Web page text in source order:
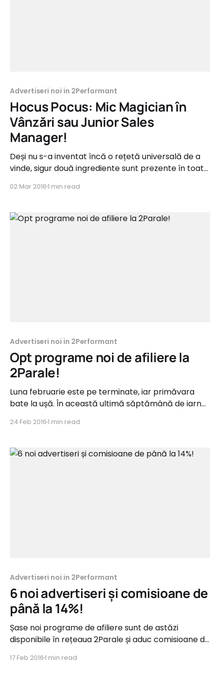
Advertiseri noi in 2Performant
Hocus Pocus: Mic Magician în
Vânzări sau Junior Sales
Manager!
Deși nu s-a inventat încă o rețetă universală de a
vinde, sigur două ingrediente sunt prezente în toate
două poțiuni magice de mai sus se află în
ingrediente secrete, precum cele de mai jos,
02 Mar 20161 min read
Advertiseri noi in 2Performant
Opt programe noi de afiliere la
2Parale!
Luna februarie este pe terminate, iar primăvara
bate la ușă. În această ultimă săptămână de iarnă,
advertiseri. Aceștia vin din domeniile Home&Deco,
Cursuri&Traininguri și Servicii B2C și oferă
24 Feb 20161 min read
Advertiseri noi in 2Performant
6 noi advertiseri și comisioane de
până la 14%!
Șase noi programe de afiliere sunt de astăzi
disponibile în rețeaua 2Parale și aduc comisioane de
Fashion, Copii, Home&Deco, Cărți&Materiale
17 Feb 20161 min read